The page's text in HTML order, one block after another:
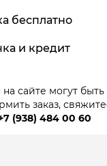
бесплатно
и кредит
сайте могут быть
заказ,
(938) 484 00 60